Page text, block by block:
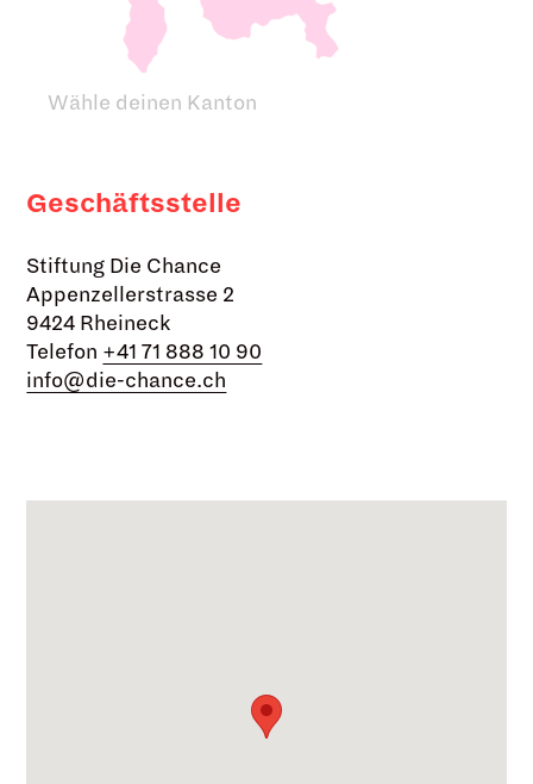
Wähle deinen Kanton
Geschäftsstelle
Stiftung Die Chance
Appenzellerstrasse 2
9424 Rheineck
Telefon +41 71 888 10 90
info@die-chance.ch